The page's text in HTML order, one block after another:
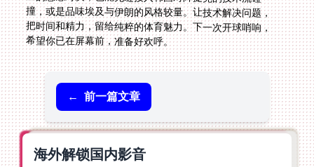
希望你已在屏幕前，准备好欢呼。
← 前一篇文章
海外解锁国内影音